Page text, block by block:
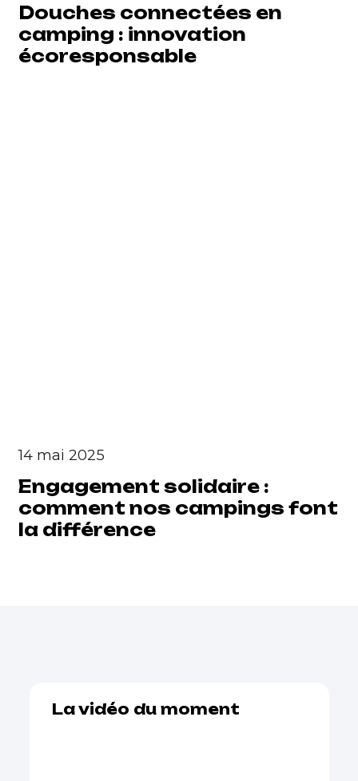
Douches connectées en
camping : innovation
écoresponsable
14 mai 2025
Engagement solidaire :
comment nos campings font
la différence
La vidéo du moment